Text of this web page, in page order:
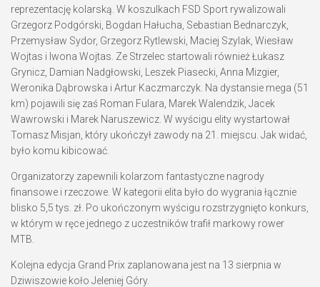
reprezentację kolarską. W koszulkach FSD Sport rywalizowali
Grzegorz Podgórski, Bogdan Hałucha, Sebastian Bednarczyk,
Przemysław Sydor, Grzegorz Rytlewski, Maciej Szylak, Wiesław
Wojtas i Iwona Wojtas. Ze Strzelec startowali również Łukasz
Grynicz, Damian Nadgłowski, Leszek Piasecki, Anna Mizgier,
Weronika Dąbrowska i Artur Kaczmarczyk. Na dystansie mega (51
km) pojawili się zaś Roman Fulara, Marek Walendzik, Jacek
Wawrowski i Marek Naruszewicz. W wyścigu elity wystartował
Tomasz Misjan, który ukończył zawody na 21. miejscu. Jak widać,
było komu kibicować.
Organizatorzy zapewnili kolarzom fantastyczne nagrody
finansowe i rzeczowe. W kategorii elita było do wygrania łącznie
blisko 5,5 tys. zł. Po ukończonym wyścigu rozstrzygnięto konkurs,
w którym w ręce jednego z uczestników trafił markowy rower
MTB.
Kolejna edycja Grand Prix zaplanowana jest na 13 sierpnia w
Dziwiszowie koło Jeleniej Góry.